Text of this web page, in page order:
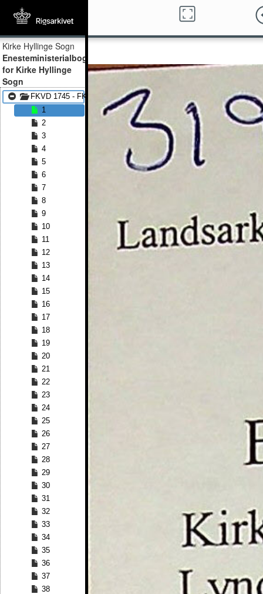
Kirke Hyllinge Sogn
Enesteministerialbog
for Kirke Hyllinge
Sogn
FKVD 1745 - FKVD 1814
1
2
3
4
5
6
7
8
9
10
11
12
13
14
15
16
17
18
19
20
21
22
23
24
25
26
27
28
29
30
31
32
33
34
35
36
37
38